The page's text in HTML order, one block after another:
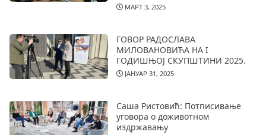
МАРТ 3, 2025
ГОВОР РАДОСЛАВА
МИЛОВАНОВИЋА НА I
ГОДИШЊОЈ СКУПШТИНИ 2025.
ЈАНУАР 31, 2025
Саша Ристовић: Потписивање
уговора о доживотном
издржавању